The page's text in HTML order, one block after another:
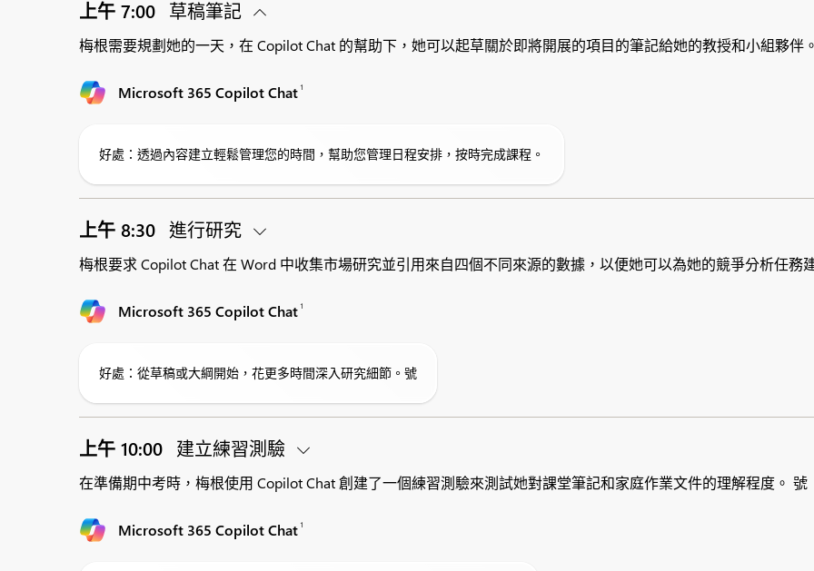
上午 7:00 草稿筆記
梅根需要規劃她的一天，在 Copilot Chat 的幫助下，她可以起草關於即將開展的項目的筆記給她的教授和小組夥伴
Microsoft 365 Copilot Chat 1
好處：透過內容建立輕鬆管理您的時間，幫助您管理日程安排，按時完成課程。
上午 8:30 進行研究
梅根要求 Copilot Chat 在 Word 中收集市場研究並引用來自四個不同來源的數據，以便她可以為她的競爭分析任務
Microsoft 365 Copilot Chat 1
好處：從草稿或大綱開始，花更多時間深入研究細節。號
上午 10:00 建立練習測驗
在準備期中考時，梅根使用 Copilot Chat 創建了一個練習測驗來測試她對課堂筆記和家庭作業文件的理解程度。 號
Microsoft 365 Copilot Chat 1